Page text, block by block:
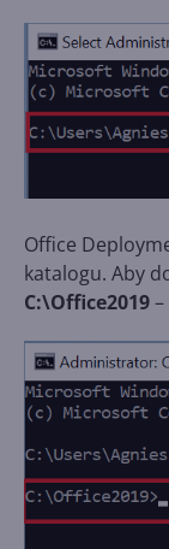
Office
katalogu. Aby
C:\Office2019